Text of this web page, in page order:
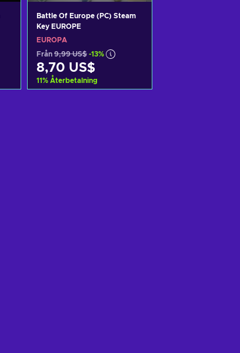
Battle Of Europe (PC) Steam
Key EUROPE
EUROPA
Från 9,99 US$ -13%
8,70 US$
11% Återbetalning